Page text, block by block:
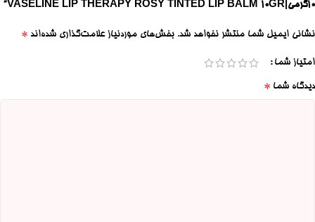
۱۰گرمی|VASELINE LIP THERAPY ROSY TINTED LIP BALM 10GR”
نشانی ایمیل شما منتشر نخواهد شد. بخش‌های موردنیاز علامت‌گذاری شده‌اند *
امتیاز شما
دیدگاه شما *